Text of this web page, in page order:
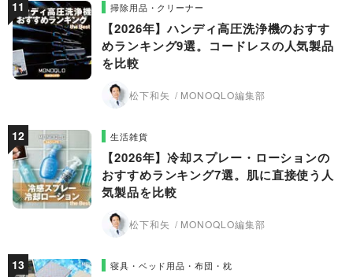
掃除用品・クリーナー
【2026年】ハンディ高圧洗浄機のおすす
めランキング9選。コードレスの人気製品
を比較
松下和矢 MONOQLO編集部
生活雑貨
【2026年】冷却スプレー・ローションの
おすすめランキング7選。肌に直接使う人
気製品を比較
松下和矢 MONOQLO編集部
寝具・ベッド用品・布団・枕